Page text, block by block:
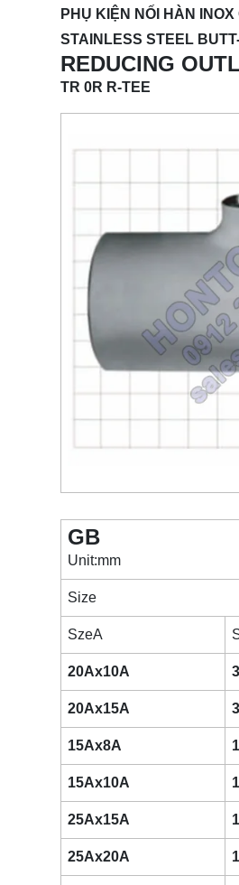
PHỤ KIỆN NỐI HÀN
STAINLESS STEEL
REDUCING
TR 0R R-TEE
GB
Unit:mm
Size
SzeA
20Ax10A
20Ax15A
15Ax8A
15Ax10A
25Ax15A
25Ax20A